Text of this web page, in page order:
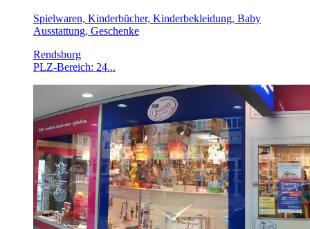
Spielwaren, Kinderbücher, Kinderbekleidung, Baby
Ausstattung, Geschenke
Rendsburg
PLZ-Bereich: 24...